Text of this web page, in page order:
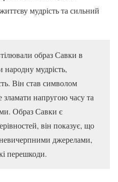
мудрість та сильний
образ Савки в
народну мудрість,
Він став символом
зламати напругою часу та
Образ Савки є
він показує, що
джерелами,
перешкоди.